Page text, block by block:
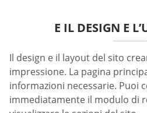
E IL DESIGN E
Il design e il layout del sito
impressione. La pagina
informazioni necessarie. Puoi
immediatamente il modulo di